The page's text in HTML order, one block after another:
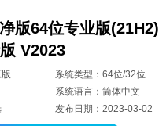
版64位专业版(21H2)
V2023
系统类型：64位/32位
系统语言：简体中文
发布日期：2023-03-02